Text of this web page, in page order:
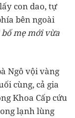
con dao, tự
bên ngoài
mẹ mới vừa
Ngô vội vàng
cùng, cả gia
Khoa Cấp cứu
lạnh lùng